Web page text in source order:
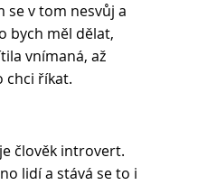
se v tom nesvůj a
bych měl dělat,
vnímaná, až
chci říkat.
člověk introvert.
lidí a stává se to i